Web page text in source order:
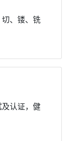
、镂、铣
认证，健